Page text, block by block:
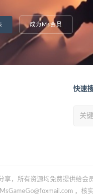
成为Ms会员
快速
，所有资源均免费提供给会
，核